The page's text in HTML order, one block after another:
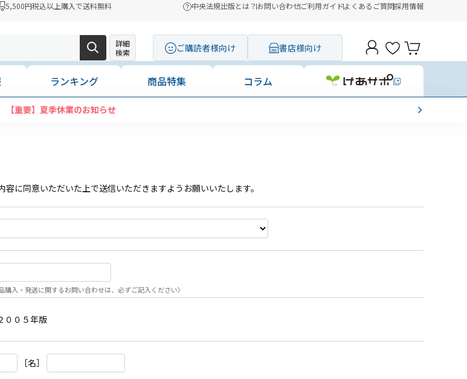
5,500円税込以上購入で送料無料 中央法規出版とは？お問い合わせご利用ガイドよくあるご質問採用情報
詳細
検索
ご購読者様向け 書店様向け
ランキング 商品特集 コラム
【重要】夏季休業のお知らせ
容に同意いただいた上で送信いただきますようお願いいたします。
購入・発送に関するお問い合わせは、必ずご記入ください）
００５年版
［名］